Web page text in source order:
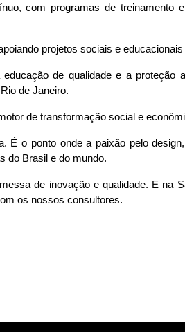
com programas de treinamento
projetos sociais e educacionais
de qualidade e a proteção
de Janeiro.
de transformação social e
o ponto onde a paixão pelo
do Brasil e do mundo.
de inovação e qualidade. E na
os nossos consultores.